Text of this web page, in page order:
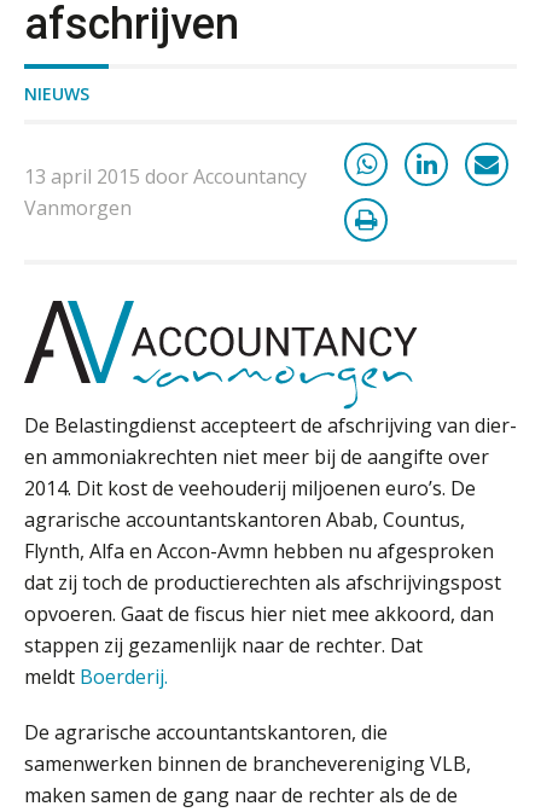
afschrijven
NIEUWS
13 april 2015 door Accountancy
Vanmorgen
De Belastingdienst accepteert de afschrijving van dier-
en ammoniakrechten niet meer bij de aangifte over
2014. Dit kost de veehouderij miljoenen euro’s. De
agrarische accountantskantoren Abab, Countus,
Flynth, Alfa en Accon-Avmn hebben nu afgesproken
dat zij toch de productierechten als afschrijvingspost
opvoeren. Gaat de fiscus hier niet mee akkoord, dan
stappen zij gezamenlijk naar de rechter. Dat
meldt Boerderij.
De agrarische accountantskantoren, die
samenwerken binnen de branchevereniging VLB,
maken samen de gang naar de rechter als de de
mail
Herinvesteringsreserve (HIR) in een
vastgoedbeleggingsfonds?
Inzicht in je organisatie: de kracht zit
de autonome AI-boekhouder
De curator klopt aan: wat moet een
accountantskantoor afgeven bij een
faillissement van een klant?
Eenvoudig bankrekeningen koppelen
met Twinfield, Exact Online en
Snelstart
Van Mook: “Met Minox Focus wil ik
groeien naar twee keer zoveel
klanten.”
Woord & Daad: “Van wildgroei naar
een structuur die iedereen begrijpt”